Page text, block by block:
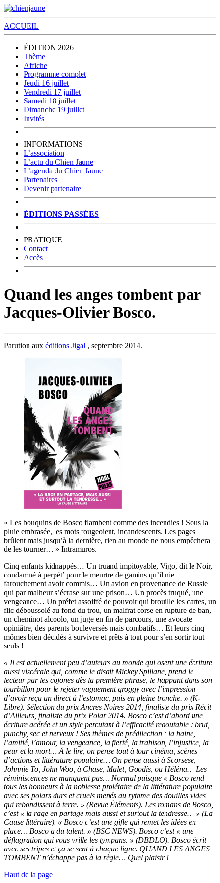
ACCUEIL
ÉDITION 2026
Thème
Affiche
Programme complet
Jeudi 16 juillet
Vendredi 17 juillet
Samedi 18 juillet
Dimanche 19 juillet
Invités
INFORMATIONS
L’association
L’actu du Chien Jaune
L’agenda du Chien Jaune
Partenaires
Devenir partenaire
ÉDITIONS PASSÉES
PRATIQUE
Contact
Accès
Quand les anges tombent par
Jacques-Olivier Bosco.
Parution aux éditions Jigal , septembre 2014.
« Les bouquins de Bosco flambent comme des incendies ! Sous la
pluie embrasée, les mots rougeoient, incandescents. Les pages
brûlent mais jusqu’à la dernière, rien au monde ne nous empêchera
de les tourner… » Intramuros.
Cinq enfants kidnappés… Un truand impitoyable, Vigo, dit le Noir,
condamné à perpét’ pour le meurtre de gamins qu’il nie
farouchement avoir commis… Un avion en provenance de Russie
qui par malheur s’écrase sur une prison… Un procès truqué, une
vengeance… Un préfet assoiffé de pouvoir qui brouille les cartes, un
flic déboussolé au fond du trou, un malfrat corse en rupture de ban,
un cheminot alcoolo, un juge en fin de parcours, une avocate
opiniâtre, des parents bouleversés mais combatifs… Et leurs cinq
mômes bien décidés à survivre et prêts à tout pour s’en sortir tout
seuls !
« Il est actuellement peu d’auteurs au monde qui osent une écriture
aussi viscérale qui, comme le disait Mickey Spillane, prend le
lecteur par les cojones dès la première phrase, le happant dans son
tourbillon pour le rejeter vaguement groggy avec l’impression
d’avoir reçu un direct à l’estomac, puis en pleine tronche. » (K-
Libre). Sélection du prix Ancres Noires 2014, finaliste du prix Récit
d’Ailleurs, finaliste du prix Polar 2014. Bosco c’est d’abord une
écriture acérée et un style percutant à l’efficacité redoutable : brut,
punchy, sec et nerveux ! Ses thèmes de prédilection : la haine,
l’amitié, l’amour, la vengeance, la fierté, la trahison, l’injustice, la
peur et la mort… À le lire, on pense tout à tour cinéma, scènes
d’actions et littérature populaire… On pense aussi à Scorsese,
Johnnie To, John Woo, à Chase, Malet, Goodis, ou Héléna… Les
réminiscences ne manquent pas… Normal puisque « Bosco rend
tous les honneurs à la noblesse prolétaire de la littérature populaire
avec ses polars durs et cruels menés au rythme des douilles vides
qui rebondissent à terre. » (Revue Éléments). Les romans de Bosco,
c’est « la rage en partage mais aussi et surtout la tendresse… » (La
Cause littéraire). « Bosco c’est une gifle qui remet les idées en
place… Bosco a du talent. » (BSC NEWS). Bosco c’est « une
déflagration qui vous vrille les tympans. » (DBDLO). Bosco écrit
avec ses tripes et ça se sent à chaque ligne. QUAND LES ANGES
TOMBENT n’échappe pas à la règle… Quel plaisir !
Haut de la page